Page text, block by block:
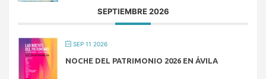
SEPTIEMBRE 2026
SEP 11 2026
NOCHE DEL PATRIMONIO 2026 EN ÁVILA